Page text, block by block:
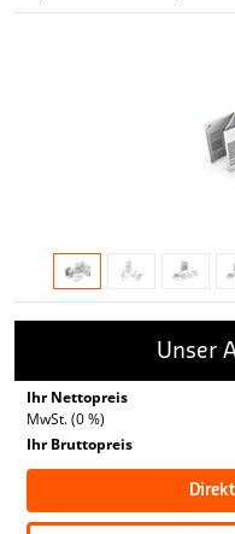
Unser
Ihr Nettopreis
MwSt. (0 %)
Ihr Bruttopreis